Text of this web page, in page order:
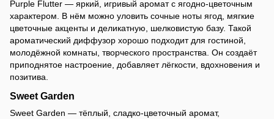
Purple Flutter — яркий, игривый аромат с ягодно-цветочным
характером. В нём можно уловить сочные ноты ягод, мягкие
цветочные акценты и деликатную, шелковистую базу. Такой
ароматический диффузор хорошо подходит для гостиной,
молодёжной комнаты, творческого пространства. Он создаёт
приподнятое настроение, добавляет лёгкости, вдохновения и
позитива.
Sweet Garden
Sweet Garden — тёплый, сладко-цветочный аромат,